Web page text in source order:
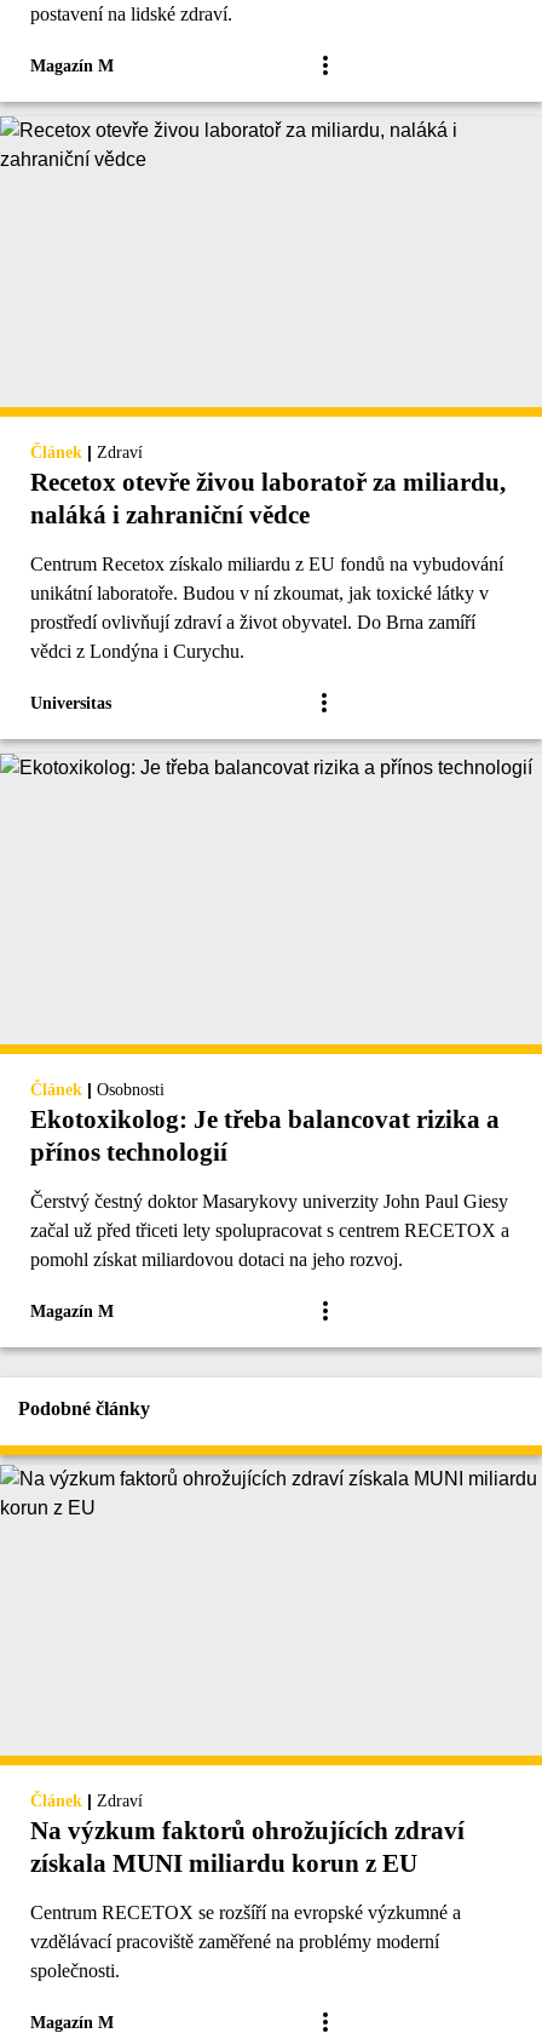
postavení na lidské zdraví.
Magazín M
Článek | Zdraví
Recetox otevře živou laboratoř za miliardu,
naláká i zahraniční vědce
Centrum Recetox získalo miliardu z EU fondů na vybudování
unikátní laboratoře. Budou v ní zkoumat, jak toxické látky v
prostředí ovlivňují zdraví a život obyvatel. Do Brna zamíří
vědci z Londýna i Curychu.
Universitas
Článek | Osobnosti
Ekotoxikolog: Je třeba balancovat rizika a
přínos technologií
Čerstvý čestný doktor Masarykovy univerzity John Paul Giesy
začal už před třiceti lety spolupracovat s centrem RECETOX a
pomohl získat miliardovou dotaci na jeho rozvoj.
Magazín M
Podobné články
Článek | Zdraví
Na výzkum faktorů ohrožujících zdraví
získala MUNI miliardu korun z EU
Centrum RECETOX se rozšíří na evropské výzkumné a
vzdělávací pracoviště zaměřené na problémy moderní
společnosti.
Magazín M